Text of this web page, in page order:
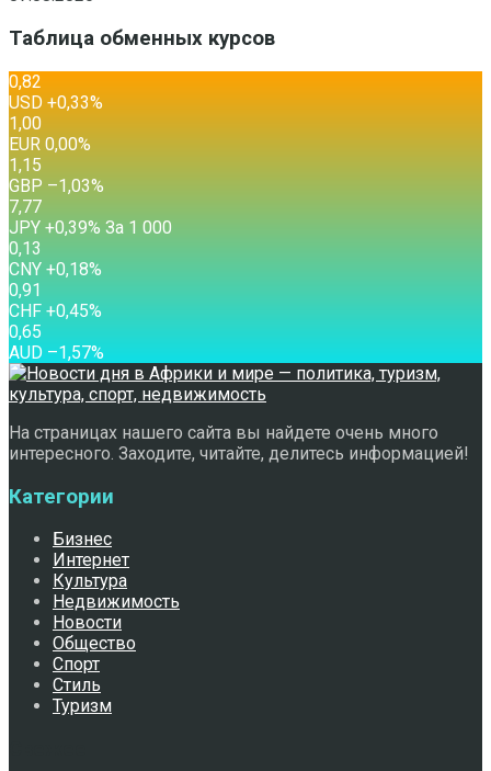
Таблица обменных курсов
0,82
USD +0,33%
1,00
EUR 0,00%
1,15
GBP –1,03%
7,77
JPY +0,39% За 1 000
0,13
CNY +0,18%
0,91
CHF +0,45%
0,65
AUD –1,57%
На страницах нашего сайта вы найдете очень много
интересного. Заходите, читайте, делитесь информацией!
Категории
Бизнес
Интернет
Культура
Недвижимость
Новости
Общество
Спорт
Стиль
Туризм